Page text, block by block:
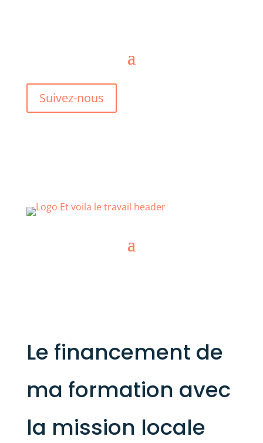
Suivez-nous
Le financement de
ma formation avec
la mission locale